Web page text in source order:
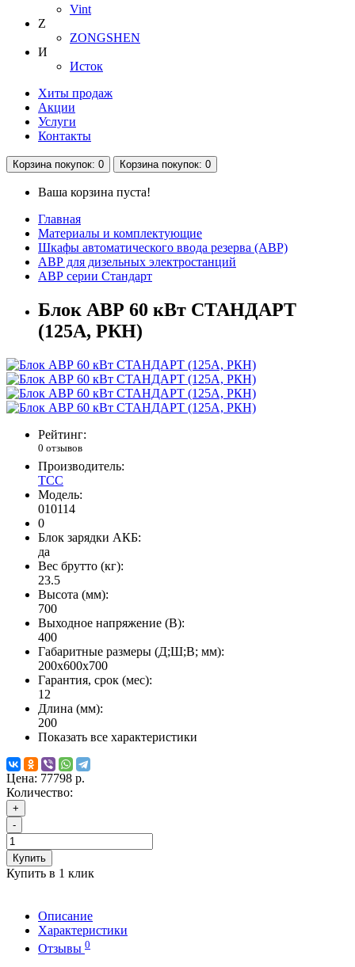
Vint
Z
ZONGSHEN
И
Исток
Хиты продаж
Акции
Услуги
Контакты
Корзинапокупок: 0 Корзинапокупок: 0
Ваша корзина пуста!
Главная
Материалы и комплектующие
Шкафы автоматического ввода резерва (АВР)
АВР для дизельных электростанций
АВР серии Стандарт
Блок АВР 60 кВт СТАНДАРТ
(125А, РКН)
Рейтинг:
0 отзывов
Производитель:
ТСС
Модель:
010114
0
Блок зарядки АКБ:
да
Вес брутто (кг):
23.5
Высота (мм):
700
Выходное напряжение (В):
400
Габаритные размеры (Д;Ш;В; мм):
200х600х700
Гарантия, срок (мес):
12
Длина (мм):
200
Показать все характеристики
Цена: 77798 р.
Количество:
+
-
Купить
Купить в 1 клик
Описание
Характеристики
Отзывы 0